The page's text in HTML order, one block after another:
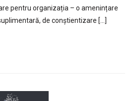
pentru organizația – o amenințare
de conștientizare […]